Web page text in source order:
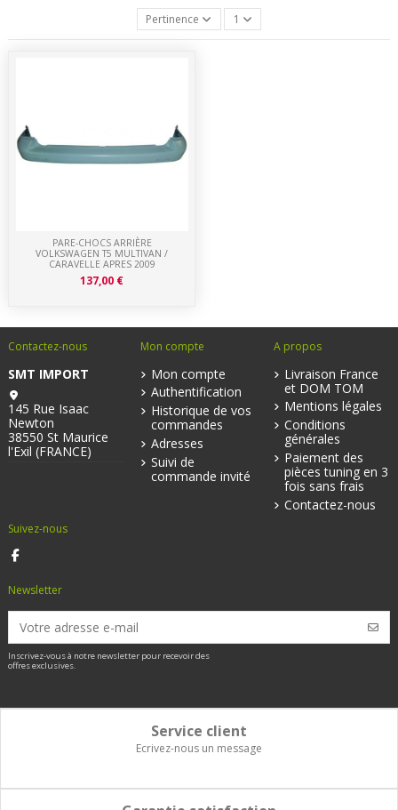
Pertinence 1
PARE-CHOCS ARRIÈRE
VOLKSWAGEN T5 MULTIVAN /
CARAVELLE APRES 2009
137,00 €
Contactez-nous
SMT IMPORT
145 Rue Isaac
Newton
38550 St Maurice
l'Exil (FRANCE)
Mon compte
Mon compte
Authentification
Historique de vos
commandes
Adresses
Suivi de
commande invité
A propos
Livraison France
et DOM TOM
Mentions légales
Conditions
générales
Paiement des
pièces tuning en 3
fois sans frais
Contactez-nous
Suivez-nous
Newsletter
Inscrivez-vous à notre newsletter pour recevoir des
offres exclusives.
Service client
Ecrivez-nous un message